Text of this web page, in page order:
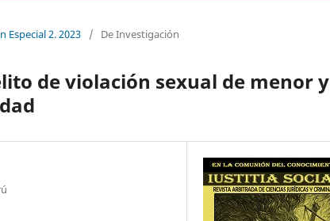
Especial 2. 2023 / De Investigación
de violación sexual de menor y